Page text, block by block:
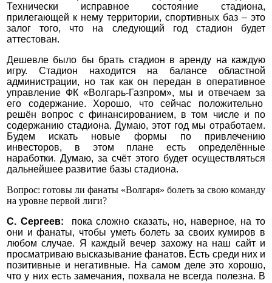
Технически исправное состояние стадиона,
прилегающей к нему территории, спортивных баз – это
залог того, что на следующий год стадион будет
аттестован.
Дешевле было бы брать стадион в аренду на каждую
игру. Стадион находится на балансе областной
администрации, но так как он передан в оперативное
управление ФК «Волгарь-Газпром», мы и отвечаем за
его содержание. Хорошо, что сейчас положительно
решён вопрос с финансированием, в том числе и по
содержанию стадиона. Думаю, этот год мы отработаем.
Будем искать новые формы по привлечению
инвесторов, в этом плане есть определённые
наработки. Думаю, за счёт этого будет осуществляться
дальнейшее развитие базы стадиона.
Вопрос: готовы ли фанаты «Волгаря» болеть за свою команду
на уровне первой лиги?
С. Сергеев: пока сложно сказать, но, наверное, на то
они и фанаты, чтобы уметь болеть за своих кумиров в
любом случае. Я каждый вечер захожу на наш сайт и
просматриваю высказывание фанатов. Есть среди них и
позитивные и негативные. На самом деле это хорошо,
что у них есть замечания, похвала не всегда полезна. В